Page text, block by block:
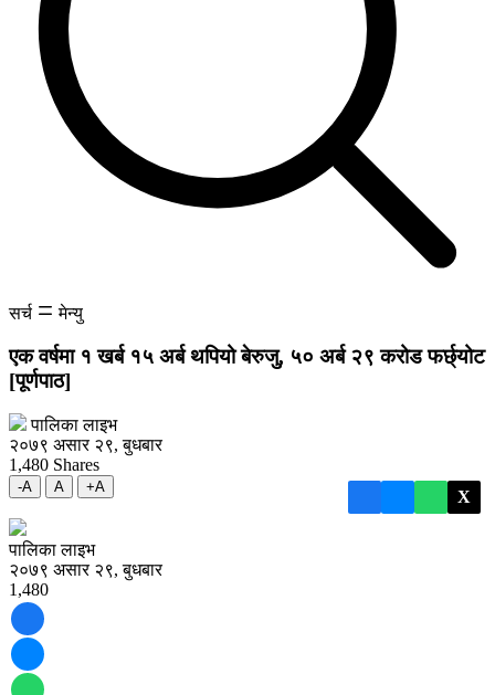
सर्च मेन्यु
एक वर्षमा १ खर्ब १५ अर्ब थपियो बेरुजु, ५० अर्ब २९ करोड फर्छ्योट
[पूर्णपाठ]
पालिका लाइभ
२०७९ असार २९, बुधबार
1,480 Shares
X
-A A +A
पालिका लाइभ
२०७९ असार २९, बुधबार
1,480